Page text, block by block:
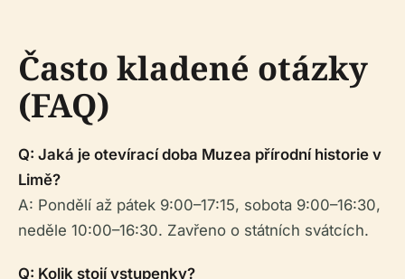
Často kladené otázky
(FAQ)
Q: Jaká je otevírací doba Muzea přírodní historie v
Limě?
A: Pondělí až pátek 9:00–17:15, sobota 9:00–16:30,
neděle 10:00–16:30. Zavřeno o státních svátcích.
Q: Kolik stojí vstupenky?